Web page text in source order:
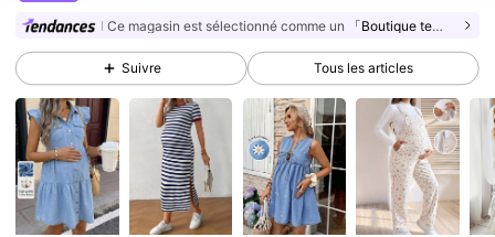
4,79 482K Suiveurs
4,79 482K Suiveurs
4,79 482K Suiveurs
4,79 482K Suiveurs
4,79 482K Suiveurs
4,79 482K Suiveurs
Ce magasin est sélectionné comme un 「Boutique tendance」
Suivre Tous les articles